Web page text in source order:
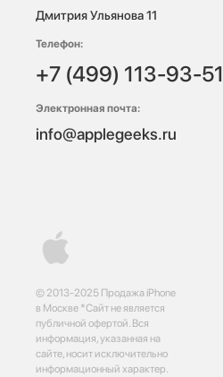
© 2013-2025 Продажа iPhone
в Москве *Сайт не является
публичной офертой. Вся
информация, указанная на
сайте, носит исключительно
информационный характер.
Дмитрия Ульянова 11
Телефон:
+7 (499) 113-93-51
Электронная почта:
info@applegeeks.ru